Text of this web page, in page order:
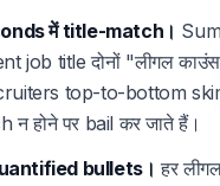
में title-match।
job title दोनों "लीगल
top-to-bottom
न होने पर bail कर जाते हैं।
bullets। हर